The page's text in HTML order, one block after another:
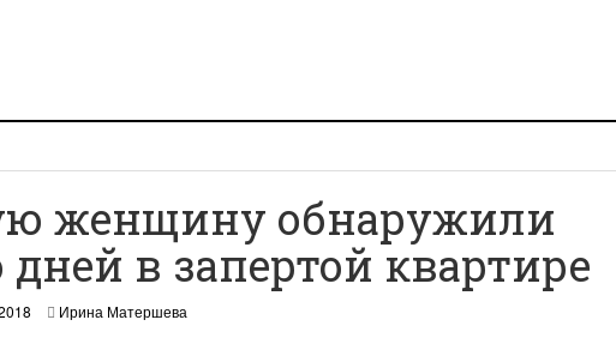
женщину обнаружили
дней в запертой квартире
Ирина Матершева